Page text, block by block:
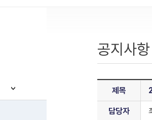
공지사항
제목
담당자